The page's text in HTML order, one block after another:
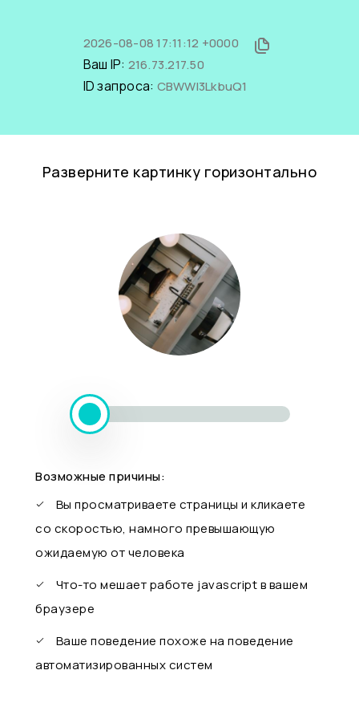
2026-08-08 17:11:12 +0000
Ваш IP: 216.73.217.50
ID запроса: CBWWl3LkbuQ1
Разверните картинку горизонтально
Возможные причины:
Вы просматриваете страницы и кликаете
со скоростью, намного превышающую
ожидаемую от человека
Что-то мешает работе javascript в вашем
браузере
Ваше поведение похоже на поведение
автоматизированных систем